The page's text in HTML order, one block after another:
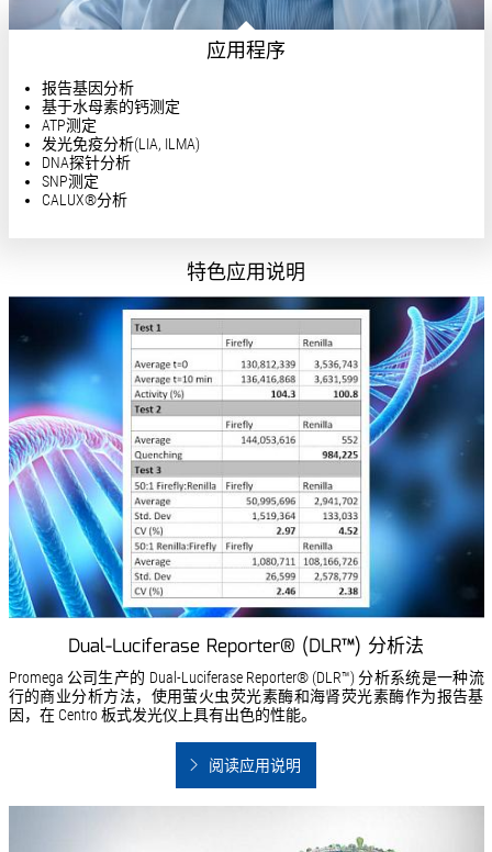
应用程序
报告基因分析
基于水母素的钙测定
ATP测定
发光免疫分析(LIA, ILMA)
DNA探针分析
SNP测定
CALUX®分析
特色应用说明
Dual-Luciferase Reporter® (DLR™) 分析法
Promega 公司生产的 Dual-Luciferase Reporter® (DLR™) 分析系统是一种流
行的商业分析方法，使用萤火虫荧光素酶和海肾荧光素酶作为报告基
因，在 Centro 板式发光仪上具有出色的性能。
阅读应用说明